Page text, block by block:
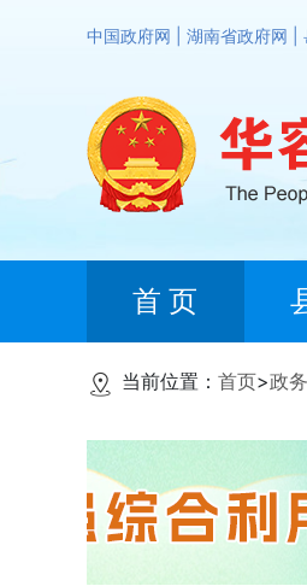
中国政府网 湖南省政府网
首 页
当前位置： 首页>政